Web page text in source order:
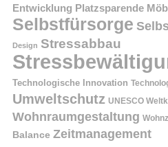
Entwicklung Platzsparende
Selbstfürsorge
Design Stressabbau
Technologische Innovation
Umweltschutz UNESCO
Wohnraumgestaltung
Balance Zeitmanagement